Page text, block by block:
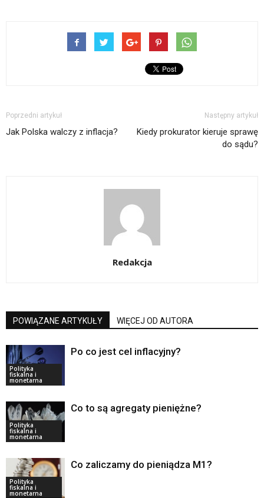
Poprzedni artykuł
Jak Polska walczy z inflacja?
Następny artykuł
Kiedy prokurator kieruje sprawę
do sądu?
Redakcja
POWIĄZANE ARTYKUŁY WIĘCEJ OD AUTORA
Polityka
fiskalna i
monetarna
Po co jest cel inflacyjny?
Polityka
fiskalna i
monetarna
Co to są agregaty pieniężne?
Polityka
fiskalna i
monetarna
Co zaliczamy do pieniądza M1?